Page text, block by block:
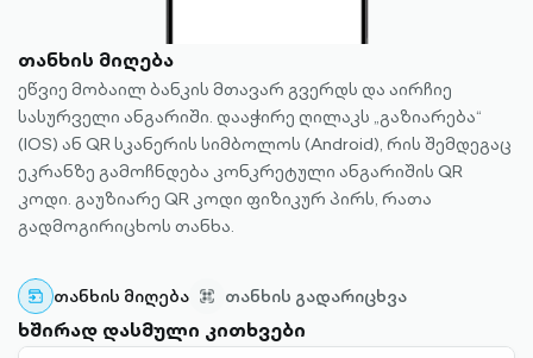
თანხის მიღება
ეწვიე მობაილ ბანკის მთავარ გვერდს და აირჩიე
სასურველი ანგარიში. დააჭირე ღილაკს „გაზიარება“
(IOS) ან QR სკანერის სიმბოლოს (Android), რის შემდეგაც
ეკრანზე გამოჩნდება კონკრეტული ანგარიშის QR
კოდი. გაუზიარე QR კოდი ფიზიკურ პირს, რათა
გადმოგირიცხოს თანხა.
თანხის მიღება თანხის გადარიცხვა
ხშირად დასმული კითხვები